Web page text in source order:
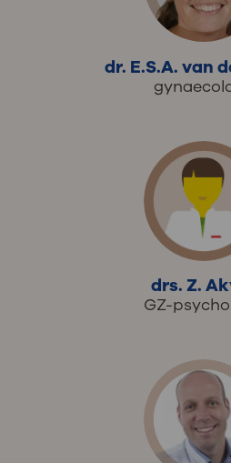
dr. E.S.A. van
drs. Z.
GZ-